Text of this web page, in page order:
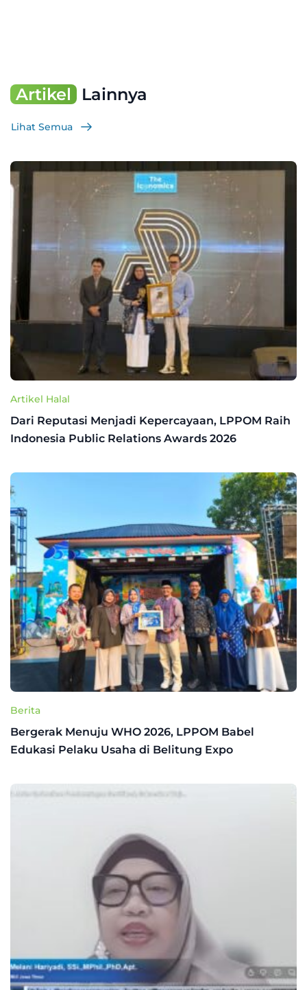
Artikel Lainnya
Lihat Semua
Artikel Halal
Dari Reputasi Menjadi Kepercayaan, LPPOM Raih
Indonesia Public Relations Awards 2026
Berita
Bergerak Menuju WHO 2026, LPPOM Babel
Edukasi Pelaku Usaha di Belitung Expo